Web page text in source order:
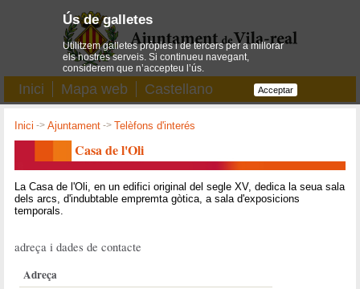
Inici Mapa web Castellano
Inici ->Ajuntament ->Telèfons d'interés
Casa de l'Oli
La Casa de l'Oli, en un edifici original del segle XV, dedica la seua sala
dels arcs, d'indubtable empremta gòtica, a sala d'exposicions
temporals.
adreça i dades de contacte
Adreça
Ús de galletes
Utilitzem galletes pròpies i de tercers per a millorar
els nostres serveis. Si continueu navegant,
considerem que n’accepteu l’ús.
Acceptar